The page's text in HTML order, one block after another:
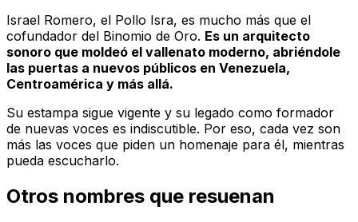
Israel Romero, el Pollo Isra, es mucho más que el
cofundador del Binomio de Oro. Es un arquitecto
sonoro que moldeó el vallenato moderno, abriéndole
las puertas a nuevos públicos en Venezuela,
Centroamérica y más allá.
Su estampa sigue vigente y su legado como formador
de nuevas voces es indiscutible. Por eso, cada vez son
más las voces que piden un homenaje para él, mientras
pueda escucharlo.
Otros nombres que resuenan